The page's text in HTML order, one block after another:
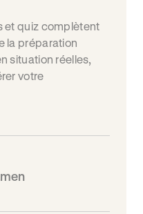
et quiz complètent
la préparation
situation réelles,
votre